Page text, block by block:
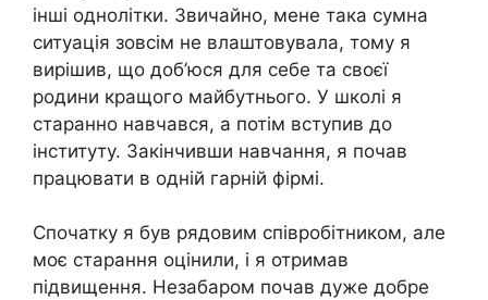
інші однолітки. Звичайно, мене така сумна
ситуація зовсім не влаштовувала, тому я
вирішив, що доб’юся для себе та своєї
родини кращого майбутнього. У школі я
старанно навчався, а потім вступив до
інституту. Закінчивши навчання, я почав
працювати в одній гарній фірмі.
Спочатку я був рядовим співробітником, але
моє старання оцінили, і я отримав
підвищення. Незабаром почав дуже добре